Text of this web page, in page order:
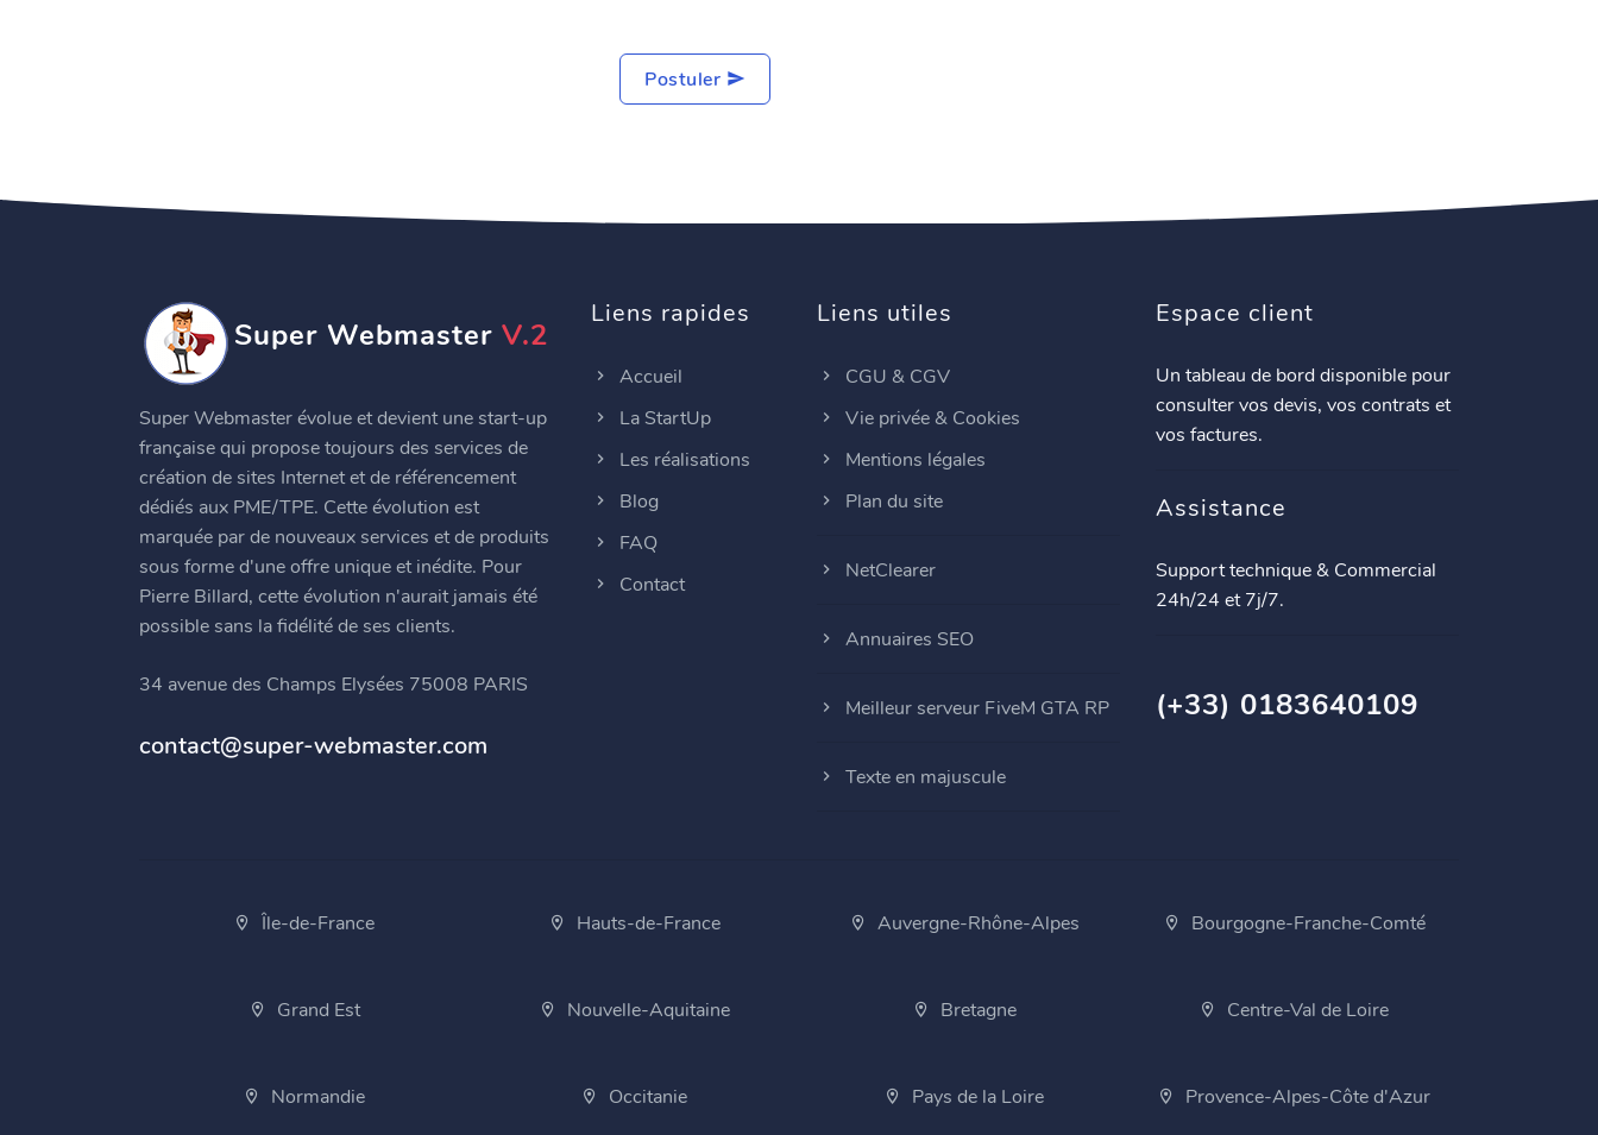
Postuler
Super Webmaster V.2
Super Webmaster évolue et devient une start-up
française qui propose toujours des services de
création de sites Internet et de référencement
dédiés aux PME/TPE. Cette évolution est
marquée par de nouveaux services et de produits
sous forme d'une offre unique et inédite. Pour
Pierre Billard, cette évolution n'aurait jamais été
possible sans la fidélité de ses clients.
34 avenue des Champs Elysées 75008 PARIS
contact@super-webmaster.com
Liens rapides
Accueil
La StartUp
Les réalisations
Blog
FAQ
Contact
Liens utiles
CGU & CGV
Vie privée & Cookies
Mentions légales
Plan du site
NetClearer
Annuaires SEO
Meilleur serveur FiveM GTA RP
Texte en majuscule
Espace client
Un tableau de bord disponible pour
consulter vos devis, vos contrats et
vos factures.
Assistance
Support technique & Commercial
24h/24 et 7j/7.
(+33) 0183640109
Île-de-France Hauts-de-France Auvergne-Rhône-Alpes Bourgogne-Franche-Comté
Grand Est Nouvelle-Aquitaine Bretagne Centre-Val de Loire
Normandie Occitanie Pays de la Loire Provence-Alpes-Côte d'Azur